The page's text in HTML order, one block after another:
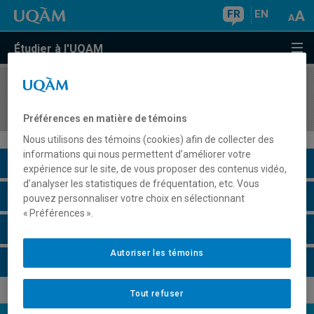
FR EN
Étudier à l'UQAM
COURS//
Description du cours
Horaire - Été 2026
Préférences en matière de témoins
Nous utilisons des témoins (cookies) afin de collecter des
informations qui nous permettent d’améliorer votre
expérience sur le site, de vous proposer des contenus vidéo,
d’analyser les statistiques de fréquentation, etc. Vous
pouvez personnaliser votre choix en sélectionnant
« Préférences ».
Tout refuser
Autoriser les témoins